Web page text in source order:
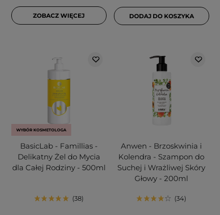
ZOBACZ WIĘCEJ DODAJ DO KOSZYKA
WYBÓR KOSMETOLOGA
BasicLab - Famillias -
Delikatny Żel do Mycia
dla Całej Rodziny - 500ml
38
Anwen - Brzoskwinia i
Kolendra - Szampon do
Suchej i Wrażliwej Skóry
Głowy - 200ml
34